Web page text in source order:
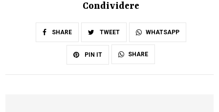
Condividere
SHARE TWEET WHATSAPP
PIN IT SHARE